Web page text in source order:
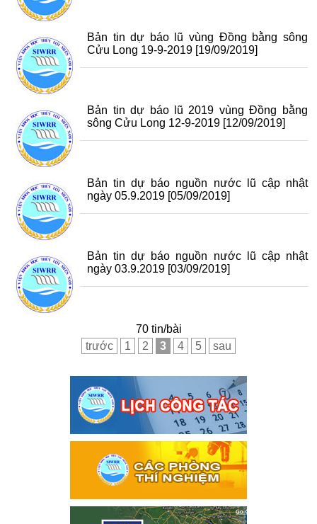
Bản tin dự báo lũ vùng Đồng bằng sông
Cửu Long 19-9-2019 [19/09/2019]
Bản tin dự báo lũ 2019 vùng Đồng bằng
sông Cửu Long 12-9-2019 [12/09/2019]
Bản tin dự báo nguồn nước lũ cập nhật
ngày 05.9.2019 [05/09/2019]
Bản tin dự báo nguồn nước lũ cập nhật
ngày 03.9.2019 [03/09/2019]
70 tin/bài
trước
1 2 3 4 5 sau